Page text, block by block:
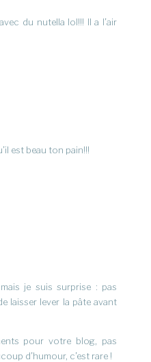
du nutella lol!!! Il a l’air
est beau ton pain!!!
je suis surprise : pas
laisser lever la pâte avant
pour votre blog, pas
d’humour, c’est rare !